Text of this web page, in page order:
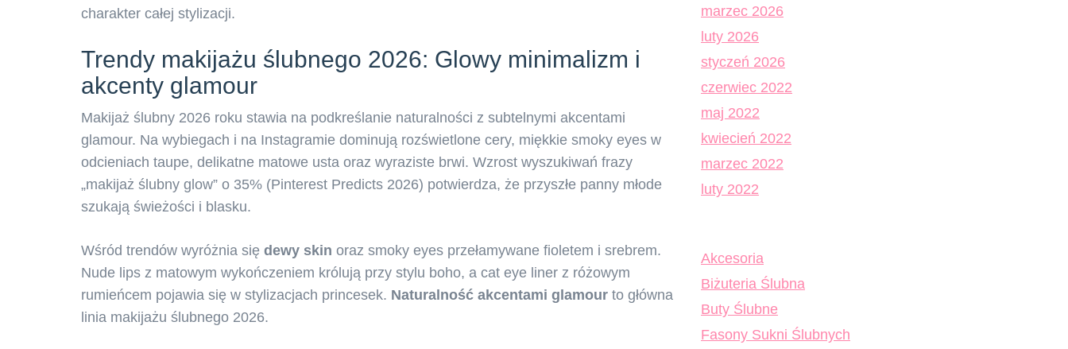
charakter całej stylizacji.
Trendy makijażu ślubnego 2026: Glowy minimalizm i
akcenty glamour
Makijaż ślubny 2026 roku stawia na podkreślanie naturalności z subtelnymi akcentami
glamour. Na wybiegach i na Instagramie dominują rozświetlone cery, miękkie smoky eyes w
odcieniach taupe, delikatne matowe usta oraz wyraziste brwi. Wzrost wyszukiwań frazy
„makijaż ślubny glow” o 35% (Pinterest Predicts 2026) potwierdza, że przyszłe panny młode
szukają świeżości i blasku.
Wśród trendów wyróżnia się dewy skin oraz smoky eyes przełamywane fioletem i srebrem.
Nude lips z matowym wykończeniem królują przy stylu boho, a cat eye liner z różowym
rumieńcem pojawia się w stylizacjach princesek. Naturalność akcentami glamour to główna
linia makijażu ślubnego 2026.
marzec 2026
luty 2026
styczeń 2026
czerwiec 2022
maj 2022
kwiecień 2022
marzec 2022
luty 2022
Akcesoria
Biżuteria Ślubna
Buty Ślubne
Fasony Sukni Ślubnych